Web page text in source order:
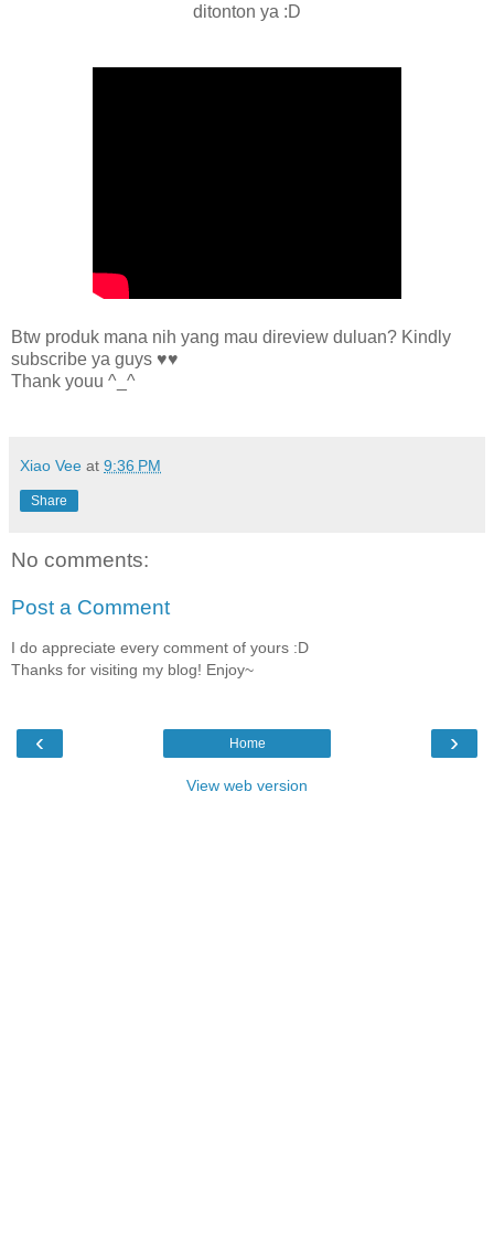
ditonton ya :D
Btw produk mana nih yang mau direview duluan? Kindly
subscribe ya guys ♥♥
Thank youu ^_^
Xiao Vee at 9:36 PM
Share
No comments:
Post a Comment
I do appreciate every comment of yours :D
Thanks for visiting my blog! Enjoy~
‹ ›
Home
View web version